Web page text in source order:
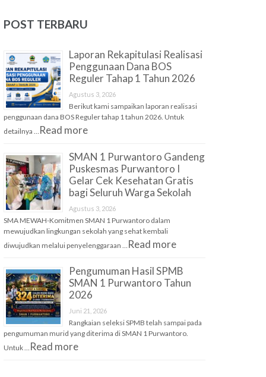
POST TERBARU
Laporan Rekapitulasi Realisasi
Penggunaan Dana BOS
Reguler Tahap 1 Tahun 2026
Agustus 3, 2026
Berikut kami sampaikan laporan realisasi
penggunaan dana BOS Reguler tahap 1 tahun 2026. Untuk
detailnya … Read more
SMAN 1 Purwantoro Gandeng
Puskesmas Purwantoro I
Gelar Cek Kesehatan Gratis
bagi Seluruh Warga Sekolah
Agustus 3, 2026
SMA MEWAH-Komitmen SMAN 1 Purwantoro dalam
mewujudkan lingkungan sekolah yang sehat kembali
diwujudkan melalui penyelenggaraan … Read more
Pengumuman Hasil SPMB
SMAN 1 Purwantoro Tahun
2026
Juni 21, 2026
Rangkaian seleksi SPMB telah sampai pada
pengumuman murid yang diterima di SMAN 1 Purwantoro.
Untuk … Read more